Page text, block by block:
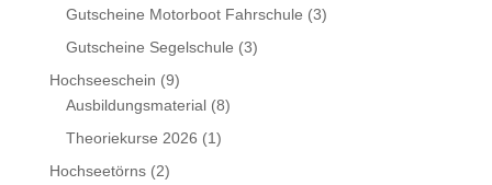
Produkte
Gutscheine Motorboot Fahrschule 33
Gutscheine Segelschule 33
Hochseeschein 99
Produkte
Ausbildungsmaterial 88
Theoriekurse 2026 11
Hochseetörns 22